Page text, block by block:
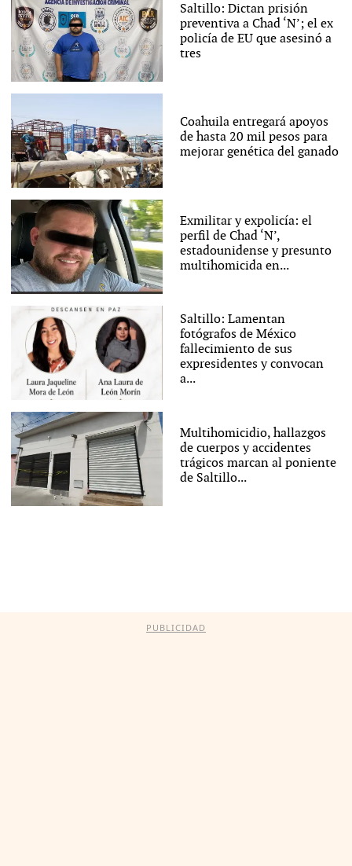
Saltillo: Dictan prisión
preventiva a Chad ‘N’; el ex
policía de EU que asesinó a
tres
Coahuila entregará apoyos
de hasta 20 mil pesos para
mejorar genética del ganado
Exmilitar y expolicía: el
perfil de Chad ‘N’,
estadounidense y presunto
multihomicida en...
Saltillo: Lamentan
fotógrafos de México
fallecimiento de sus
expresidentes y convocan
a...
Multihomicidio, hallazgos
de cuerpos y accidentes
trágicos marcan al poniente
de Saltillo...
PUBLICIDAD